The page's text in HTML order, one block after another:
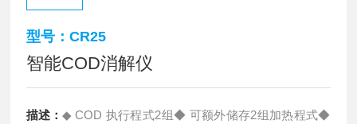
型号：CR25
智能COD消解仪
描述：◆ COD 执行程式2组◆ 可额外储存2组加热程式◆